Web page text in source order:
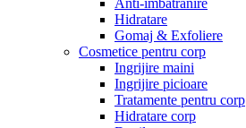
Anti-imbatranire
Hidratare
Gomaj & Exfoliere
Cosmetice pentru corp
Ingrijire maini
Ingrijire picioare
Tratamente pentru corp
Hidratare corp